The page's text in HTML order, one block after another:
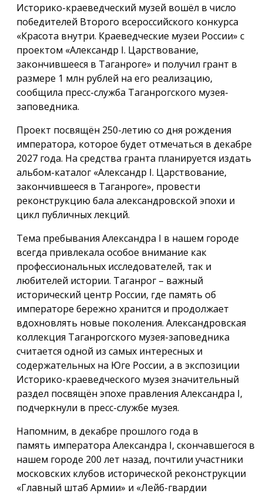
Историко-краеведческий музей вошёл в число
победителей Второго всероссийского конкурса
«Красота внутри. Краеведческие музеи России» с
проектом «Александр I. Царствование,
закончившееся в Таганроге» и получил грант в
размере 1 млн рублей на его реализацию,
сообщила пресс-служба Таганрогского музея-
заповедника.
Проект посвящён 250-летию со дня рождения
императора, которое будет отмечаться в декабре
2027 года. На средства гранта планируется издать
альбом-каталог «Александр I. Царствование,
закончившееся в Таганроге», провести
реконструкцию бала александровской эпохи и
цикл публичных лекций.
Тема пребывания Александра I в нашем городе
всегда привлекала особое внимание как
профессиональных исследователей, так и
любителей истории. Таганрог – важный
исторический центр России, где память об
императоре бережно хранится и продолжает
вдохновлять новые поколения. Александровская
коллекция Таганрогского музея-заповедника
считается одной из самых интересных и
содержательных на Юге России, а в экспозиции
Историко-краеведческого музея значительный
раздел посвящён эпохе правления Александра I,
подчеркнули в пресс-службе музея.
Напомним, в декабре прошлого года в
память императора Александра I, скончавшегося в
нашем городе 200 лет назад, почтили участники
московских клубов исторической реконструкции
«Главный штаб Армии» и «Лейб-гвардии